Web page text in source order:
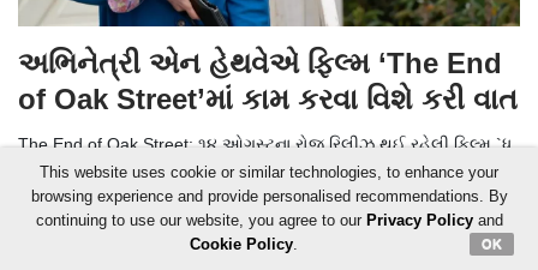
અભિનેત્રી એન હેથવેએ ફિલ્મ ‘The End
of Oak Street’માં કામ કરવા વિશે કરી વાત
The End of Oak Street: ૧૪ ઓગસ્ટના રોજ રિલીઝ થઈ રહેલી ફિલ્મ `ધ
એન્ડ ઓફ ઓક સ્ટ્રીટ`ની સ્ક્રિપ્ટના વખાણ કરતા એન હેથવેએ ડેવિડ
રોબર્ટ મિશેલના આ પ્રોજેક્ટમાં જોડાવાનું મુખ્ય કારણ જાહેર કર્યું છે
This website uses cookie or similar technologies, to enhance your
browsing experience and provide personalised recommendations. By
continuing to use our website, you agree to our Privacy Policyand
Cookie Policy. OK